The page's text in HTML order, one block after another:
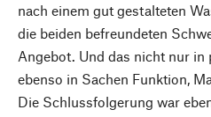
nach einem gut gestalteten
die beiden befreundeten
Angebot. Und das nicht nur in
ebenso in Sachen Funktion,
Die Schlussfolgerung war